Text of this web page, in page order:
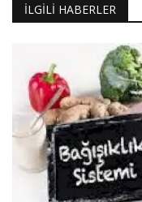
İLGILI HABERLER